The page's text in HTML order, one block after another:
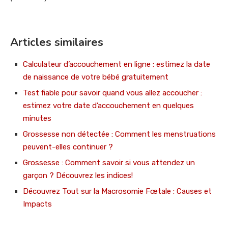
Articles similaires
Calculateur d’accouchement en ligne : estimez la date
de naissance de votre bébé gratuitement
Test fiable pour savoir quand vous allez accoucher :
estimez votre date d’accouchement en quelques
minutes
Grossesse non détectée : Comment les menstruations
peuvent-elles continuer ?
Grossesse : Comment savoir si vous attendez un
garçon ? Découvrez les indices!
Découvrez Tout sur la Macrosomie Fœtale : Causes et
Impacts